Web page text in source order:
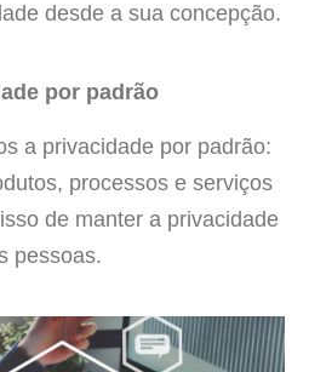
desde a sua concepção.
por padrão
a privacidade por padrão:
processos e serviços
de manter a privacidade
pessoas.